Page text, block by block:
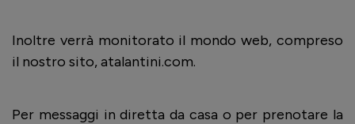
Inoltre verrà monitorato il mondo web, compreso
il nostro sito, atalantini.com.
Per messaggi in diretta da casa o per prenotare la